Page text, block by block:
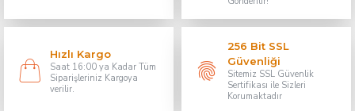
Hızlı Kargo
Saat 16:00 ya Kadar Tüm
Siparişleriniz Kargoya
verilir.
256 Bit SSL
Güvenliği
Sitemiz SSL Güvenlik
Sertifikası ile Sizleri
Korumaktadır